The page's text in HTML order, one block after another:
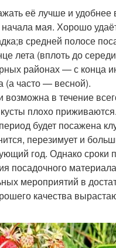
её лучше и удобнее
мая. Хорошо
средней полосе
лета (вплоть до
районах — с конца
(а часто — весной).
возможна в течение
плохо
будет посажена
перезимует и
год. Однако сроки
посадочного
мероприятий в
качества